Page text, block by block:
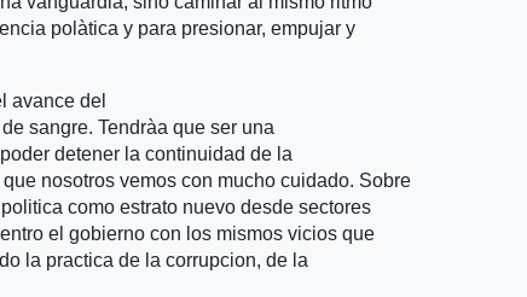
polà­tica y para presionar, empujar y
avance del
sangre. Tendrà­a que ser una
detener la continuidad de la
nosotros vemos con mucho cuidado. Sobre
como estrato nuevo desde sectores
el gobierno con los mismos vicios que
la practica de la corrupcion, de la